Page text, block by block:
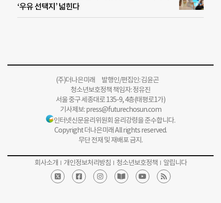
‘우유 선택지’ 넓힌다
(주)더나은미래 발행인/편집인: 김윤곤
청소년보호정책 책임자: 정유진
서울 중구 세종대로 135-9, 4층(태평로1가)
기사제보:press@futurechosun.com
인터넷신문윤리위원회 윤리강령을 준수합니다.
Copyright 더나은미래 All rights reserved.
무단 전재 및 재배포 금지.
회사소개 개인정보처리방침 청소년보호정책 알립니다